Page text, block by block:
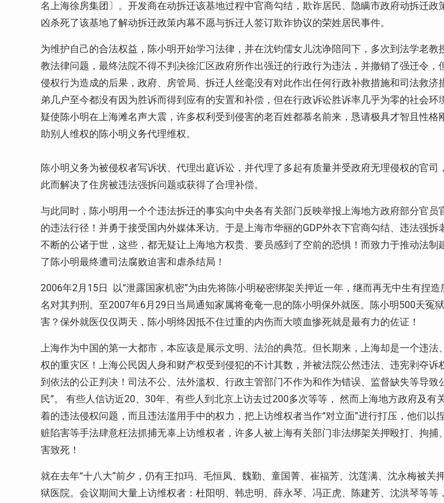
名上海徐房集团〕。开发商在动拆迁该基地过程中官商勾结，欺诈居民、隐瞒市政府动拆迁政
凶杀死了该基地了解动拆迁政策内幕不愿与拆迁人签订欺诈协议的荣姓居民事件。
为维护自己的合法权益，陈小明开始学习法律，并在沈钧儒女儿沈诤陪同下，多次到法学老教
教法律问题，最终法院不得不判决徐汇区政府所作出强迁的行政行为违法，并撤销了强迁令，
侵权行为造成的后果，政府、房管局、拆迁人丝毫没有对此作出任何行政补救措施和司法救济
弟几户至今都没有因为胜诉而得到应有的安置和补偿，但在行政诉讼胜诉率几乎为零的社会环
疑使陈小明在上海滩名声大震，许多权利受到侵害的老百姓都慕名前来，恳请极具才智且性格
助别人维权的陈小明义务代理维权。
陈小明义务为被侵权者写诉状、代理出庭诉讼，并代理了多起有质量并受政府无理侵权的官司
此而解决了住房被违法强拆问题或获得了合理补偿。
与此同时，陈小明用一个个违法拆迁的事实向中央各有关部门反映举报上海地方政府部分官员
的违法行径！并勇于接受国内外媒体釆访。于是上海市华丽的GDP外衣下官商勾结、违法强拆
不断的公诸于世，这些，都无疑让上海地方权贵、要员感到了空前的恐惧！而致力于推动法制
了陈小明最终遭司法腐败迫害和虐杀结局！
2006年2月15日 以“泄露国家机密”为由先将陈小明秘密绑架关押近一年，继而再无中生有捏造
名对其判刑。至2007年6月29日当局通知家属将奄奄一息的陈小明保外就医。陈小明500天冤
害？保外就医仅仅两天，陈小明终因抵不住过重的内伤而大喷血惨死就是最有力的佐证！
上海作为中国的第一大都市，本应该是展示文明、法治的典范。但长期来，上海却是一个违法
权的重灾区！上海公民因人身和财产权受到侵犯的不计其数，并被法院公然违法、违宪剥夺诉
到依法的公正判决！司法不公、法外滥权、行政主管部门不作为和作为错误、监督缺失等导致
民”。 有些人信访近20、30年、有些人到北京上访去过200多次等等， 然而上海地方政府及有
着的违法侵权问题，而且违法滥用手中的权力，把上访维权者当作“对立面”进行打压，他们以
赃陷害等手法肆意枉法抓捕无辜上访维权者，许多人被上海有关部门非法绑架关押殴打、拘捕
害致死！
就在去年“十八大”前夕，仍有王扣玛、毛恒凤、魏勤、童国菁、崔福芳、沈莲满、沈永梅被关
狱医院。会议期间大量上访维权者：杜阳明、韩忠明、薛永琴、冯正虎、陈建芳、沈洪琴等等